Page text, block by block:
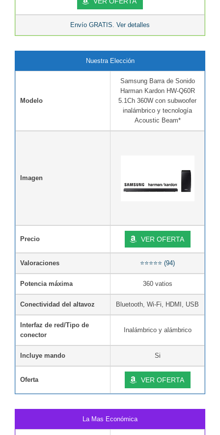
Envío GRATIS. Ver detalles
Nuestra Elección
Modelo
Samsung Barra de Sonido
Harman Kardon HW-Q60R
5.1Ch 360W con subwoofer
inalámbrico y tecnología
Acoustic Beam*
Imagen
Precio VER OFERTA
Valoraciones ⭐⭐⭐⭐⭐ (94)
Potencia máxima 360 vatios
Conectividad del altavoz Bluetooth, Wi-Fi, HDMI, USB
Interfaz de red/Tipo de
conector
Inalámbrico y alámbrico
Incluye mando Si
Oferta VER OFERTA
La Mas Económica